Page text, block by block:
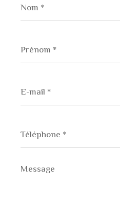
*
*
mail
*
*
Message
*